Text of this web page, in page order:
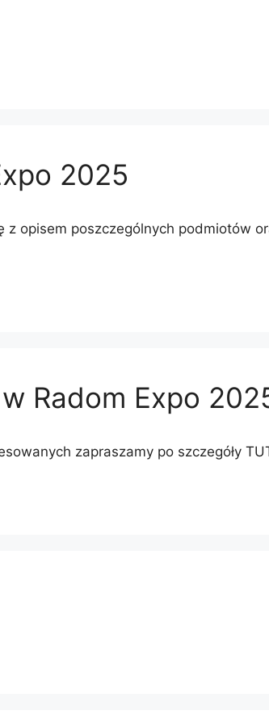
2025
z opisem poszczególnych podmiotów
Radom Expo
zapraszamy po szczegóły